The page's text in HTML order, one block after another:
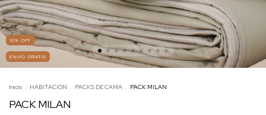
10% OFF
ENVÍO GRATIS
Inicio . HABITACIÓN . PACKS DE CAMA . PACK MILAN
PACK MILAN